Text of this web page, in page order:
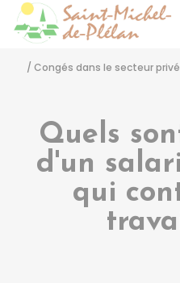
/ Congés dans le secteur privé
Quels
d'un
qui